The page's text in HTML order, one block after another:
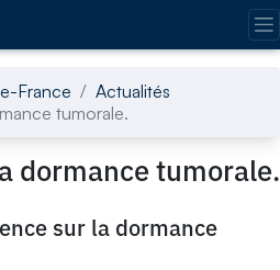
France
Actualités
tumorale.
dormance tumorale.
sur la dormance